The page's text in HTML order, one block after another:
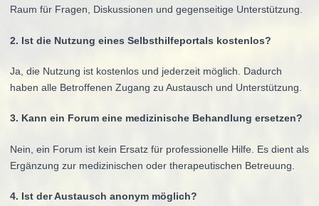
Raum für Fragen, Diskussionen und gegenseitige Unterstützung.
2. Ist die Nutzung eines Selbsthilfeportals kostenlos?
Ja, die Nutzung ist kostenlos und jederzeit möglich. Dadurch
haben alle Betroffenen Zugang zu Austausch und Unterstützung.
3. Kann ein Forum eine medizinische Behandlung ersetzen?
Nein, ein Forum ist kein Ersatz für professionelle Hilfe. Es dient als
Ergänzung zur medizinischen oder therapeutischen Betreuung.
4. Ist der Austausch anonym möglich?